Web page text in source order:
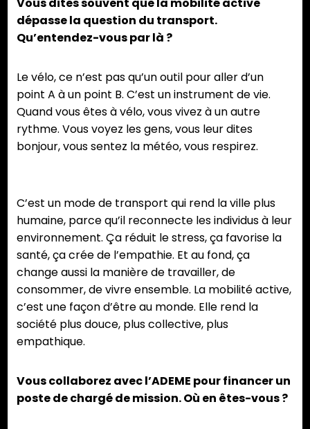
Vous dites souvent que la mobilité active
dépasse la question du transport.
Qu’entendez-vous par là ?
Le vélo, ce n’est pas qu’un outil pour aller d’un
point A à un point B. C’est un instrument de vie.
Quand vous êtes à vélo, vous vivez à un autre
rythme. Vous voyez les gens, vous leur dites
bonjour, vous sentez la météo, vous respirez.
C’est un mode de transport qui rend la ville plus
humaine, parce qu’il reconnecte les individus à leur
environnement. Ça réduit le stress, ça favorise la
santé, ça crée de l’empathie. Et au fond, ça
change aussi la manière de travailler, de
consommer, de vivre ensemble. La mobilité active,
c’est une façon d’être au monde. Elle rend la
société plus douce, plus collective, plus
empathique.
Vous collaborez avec l’ADEME pour financer un
poste de chargé de mission. Où en êtes-vous ?